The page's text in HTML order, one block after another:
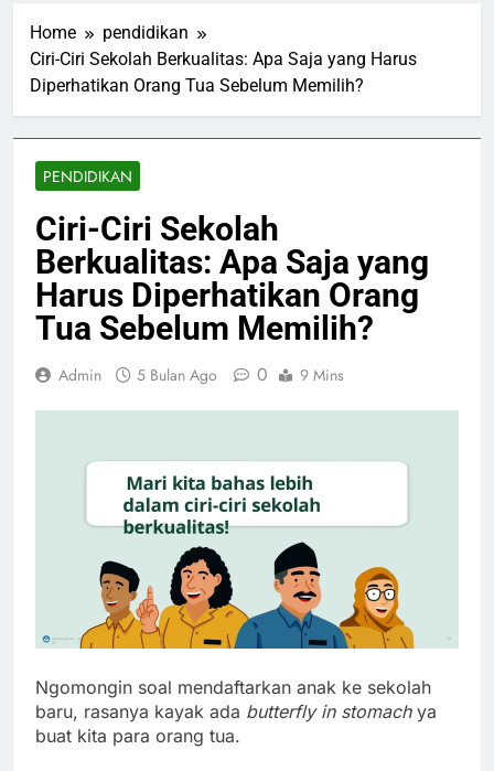
Home
pendidikan
Ciri-Ciri Sekolah Berkualitas: Apa Saja yang Harus
Diperhatikan Orang Tua Sebelum Memilih?
PENDIDIKAN
Ciri-Ciri Sekolah
Berkualitas: Apa Saja yang
Harus Diperhatikan Orang
Tua Sebelum Memilih?
Admin 5 Bulan Ago 0 9 Mins
Ngomongin soal mendaftarkan anak ke sekolah
baru, rasanya kayak ada butterfly in stomachya
buat kita para orang tua.